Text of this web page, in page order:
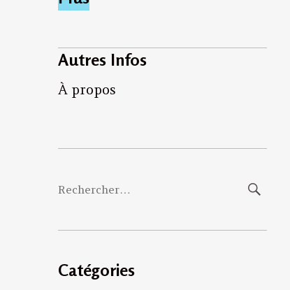
Autres Infos
À propos
Rechercher :
Catégories